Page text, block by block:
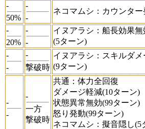
-
50%
-
-
ネコマムシ：カウンター
-
20%
-
-
イヌアラシ：船長効果無
(5ターン)
-
-
-
撃破時
イヌアラシ：スキルダ
(9ターン)
-
-
-
一方
撃破時
共通：体力全回復
ダメージ軽減(10ターン)
状態異常無効(99ターン)
怒り発動(99ターン)
ネコマムシ：擬音隠し(5